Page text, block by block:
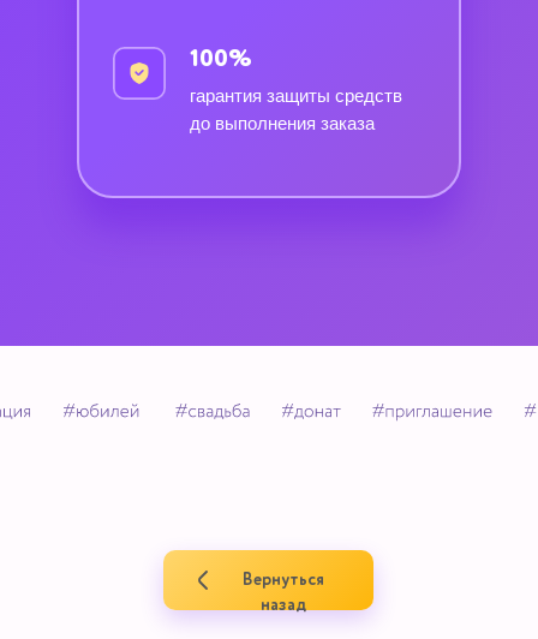
гарантия защиты средств
до выполнения заказа
100%
Вернуться
назад